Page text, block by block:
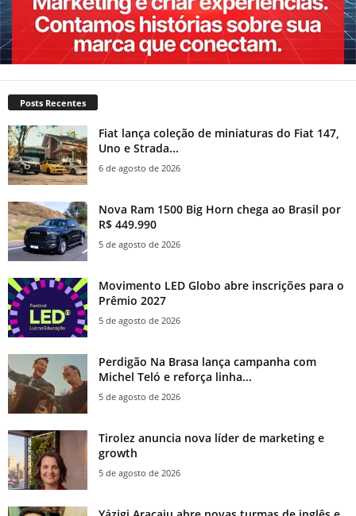
Posts Recentes
Fiat lança coleção de miniaturas do Fiat 147,
Uno e Strada...
6 de agosto de 2026
Nova Ram 1500 Big Horn chega ao Brasil por
R$ 449.990
5 de agosto de 2026
Movimento LED Globo abre inscrições para o
Prêmio 2027
5 de agosto de 2026
Perdigão Na Brasa lança campanha com
Michel Teló e reforça linha...
5 de agosto de 2026
Tirolez anuncia nova líder de marketing e
growth
5 de agosto de 2026